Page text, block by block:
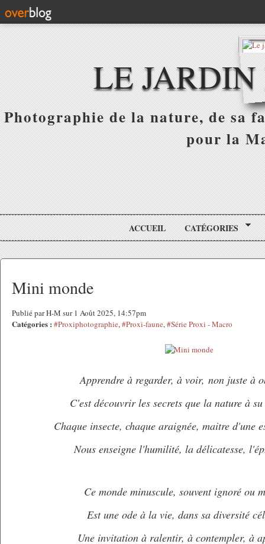
LE
Photographie de la nature, de sa
pour la
ACCUEIL CATÉGORIES
Mini monde
Publié par H-M sur 1 Août 2025, 14:57pm
Catégories : #Proxiphotographie,#Proxi-faune,#Série Proxi - Macro
Apprendre à regarder, à voir,non juste à
C'est découvrir les secrets que la nature à
Chaque insecte, chaque araignée, maitre d'une
Nous enseigne l'humilité, la délicatesse,
Ce monde minuscule, souvent ignoré ou
Est une ode à la vie, dans sa diversité
Une invitation à ralentir, à contempler, à